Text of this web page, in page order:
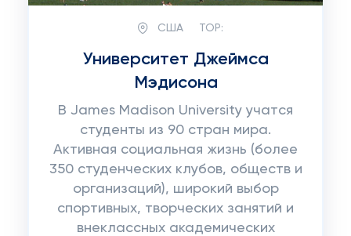
США TOP:
Университет Джеймса
Мэдисона
В James Madison University учатся
студенты из 90 стран мира.
Активная социальная жизнь (более
350 студенческих клубов, обществ и
организаций), широкий выбор
спортивных, творческих занятий и
внеклассных академических